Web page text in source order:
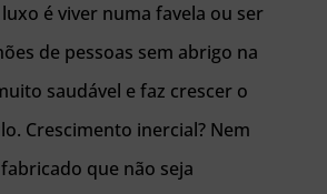
é viver numa favela ou ser
de pessoas sem abrigo na
saudável e faz crescer o
Crescimento inercial? Nem
que não seja